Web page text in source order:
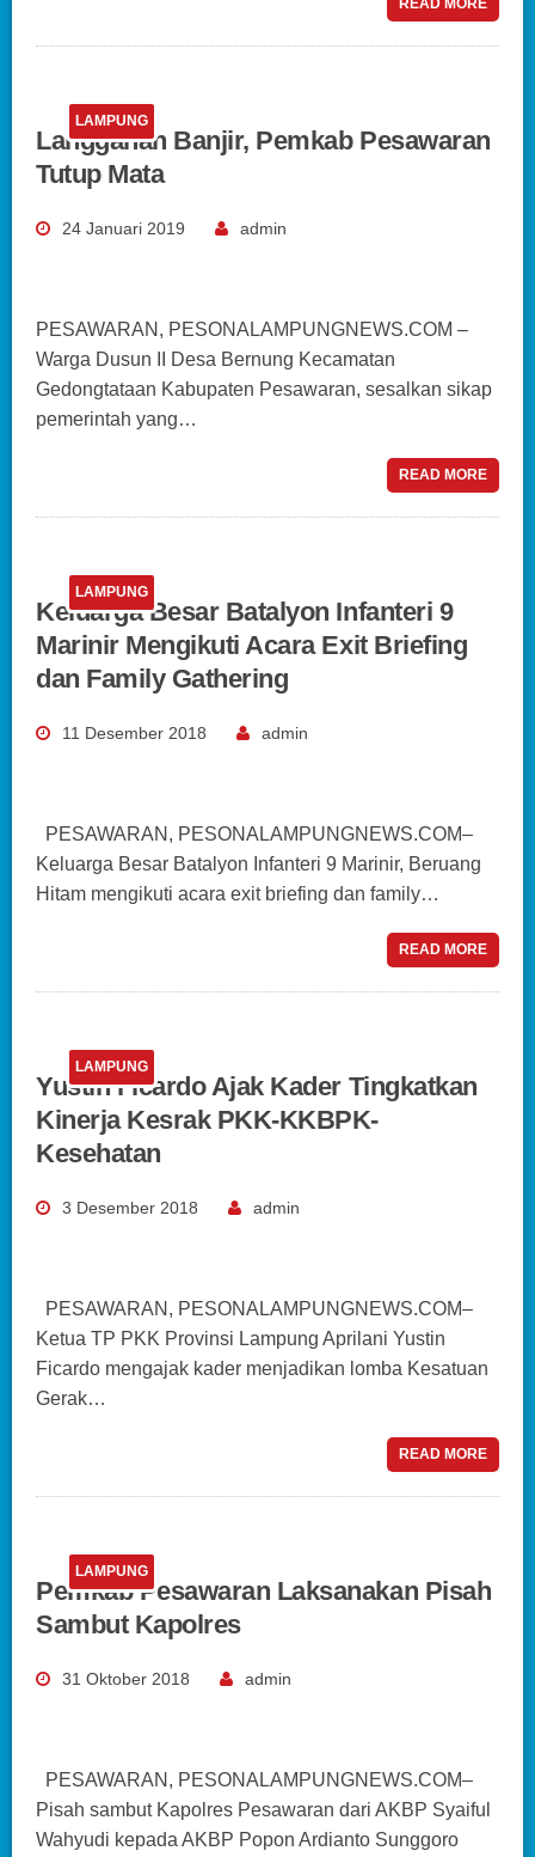
READ MORE
LAMPUNG
Langganan Banjir, Pemkab Pesawaran
Tutup Mata
24 Januari 2019 admin
PESAWARAN, PESONALAMPUNGNEWS.COM –
Warga Dusun II Desa Bernung Kecamatan
Gedongtataan Kabupaten Pesawaran, sesalkan sikap
pemerintah yang…
READ MORE
LAMPUNG
Keluarga Besar Batalyon Infanteri 9
Marinir Mengikuti Acara Exit Briefing
dan Family Gathering
11 Desember 2018 admin
PESAWARAN, PESONALAMPUNGNEWS.COM–
Keluarga Besar Batalyon Infanteri 9 Marinir, Beruang
Hitam mengikuti acara exit briefing dan family…
READ MORE
LAMPUNG
Yustin Ficardo Ajak Kader Tingkatkan
Kinerja Kesrak PKK-KKBPK-
Kesehatan
3 Desember 2018 admin
PESAWARAN, PESONALAMPUNGNEWS.COM–
Ketua TP PKK Provinsi Lampung Aprilani Yustin
Ficardo mengajak kader menjadikan lomba Kesatuan
Gerak…
READ MORE
LAMPUNG
Pemkab Pesawaran Laksanakan Pisah
Sambut Kapolres
31 Oktober 2018 admin
PESAWARAN, PESONALAMPUNGNEWS.COM–
Pisah sambut Kapolres Pesawaran dari AKBP Syaiful
Wahyudi kepada AKBP Popon Ardianto Sunggoro